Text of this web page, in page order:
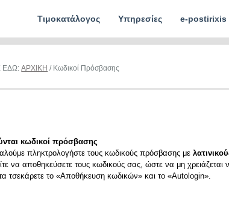
Τιμοκατάλογος Υπηρεσίες e-postirixis
ΕΔΩ:ΑΡΧΙΚΗ / Κωδικοί Πρόσβασης
κωδικοί πρόσβασης
πληκτρολογήστε τους κωδικούς πρόσβασης με
να αποθηκεύσετε τους κωδικούς σας, ώστε να μη χρειάζεται
τσεκάρετε το «Αποθήκευση κωδικών» και το «Autologin».